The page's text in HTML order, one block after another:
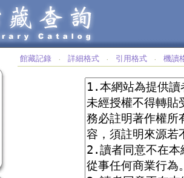
館藏記錄 ‧ 詳細格式 ‧ 引用格式 ‧ 機讀